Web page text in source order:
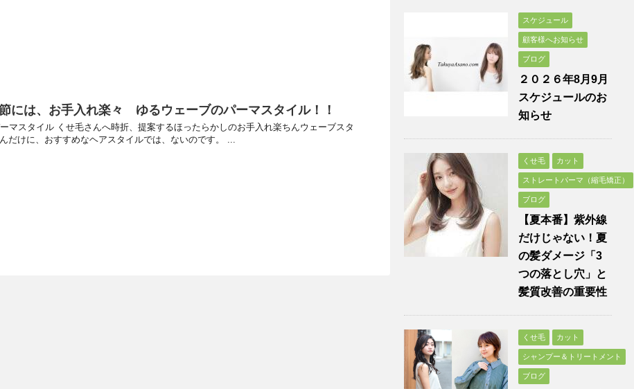
には、お手入れ楽々 ゆるウェーブのパーマスタイル！！
マスタイル くせ毛さんへ時折、提案するほったらかしのお手入れ楽ちんウェーブスタ
けに、おすすめなヘアスタイルでは、ないのです。 ...
スケジュール
顧客様へお知らせ
ブログ
２０２６年8月9月
スケジュールのお
知らせ
くせ毛 カット
ストレートパーマ（縮毛矯正）
ブログ
【夏本番】紫外線
だけじゃない！夏
の髪ダメージ「3
つの落とし穴」と
髪質改善の重要性
くせ毛 カット
シャンプー＆トリートメント
ブログ